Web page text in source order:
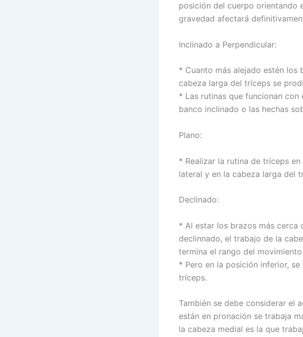
posición del cuerpo orientando
gravedad afectará
Inclinado a Perpendicular:
* Cuanto más alejado estén los
cabeza larga del tríceps se
* Las rutinas que funcionan
banco inclinado o las hechas
Plano:
* Realizar la rutina de tríceps
lateral y en la cabeza larga del
Declinado:
* Al estar los brazos más cerca
declinnado, el trabajo de la
termina el rango del movimiento
* Pero en la posición inferior,
tríceps.
También se debe considerar el
están en pronación se trabaja
la cabeza medial es la que